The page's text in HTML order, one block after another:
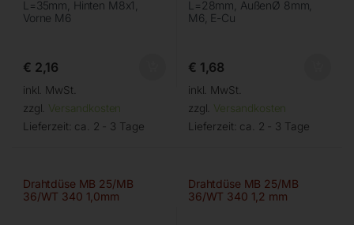
L=35mm, Hinten M8x1,
Vorne M6
€ 2,16
inkl. MwSt.
zzgl. Versandkosten
Lieferzeit: ca. 2 - 3 Tage
L=28mm, AußenØ 8mm,
M6, E-Cu
€ 1,68
inkl. MwSt.
zzgl. Versandkosten
Lieferzeit: ca. 2 - 3 Tage
Drahtdüse MB 25/MB
36/WT 340 1,0mm
Drahtdüse MB 25/MB
36/WT 340 1,2 mm